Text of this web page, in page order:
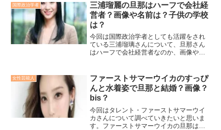
国際政治学者
三浦瑠麗の旦那はハーフで会社経
営者？画像や名前は？子供の学校
は？
今回は国際政治学者としても活躍をされ
ている三浦瑠璃さんについて、旦那さん
はハーフで会社経営者なのか、画像や名
たいと思います！
女性芸能人
ファーストサマーウイカのすっぴ
んと水着姿で旦那と結婚？画像？
bis？
今回はタレント・ファーストサマーウイ
カさんについて調べていきたいと思いま
す。ファーストサマーウイカの旦那はど